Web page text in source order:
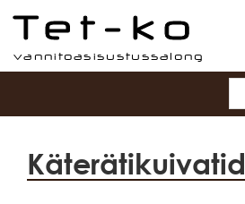
Tet-ko
Käterätikuivatid